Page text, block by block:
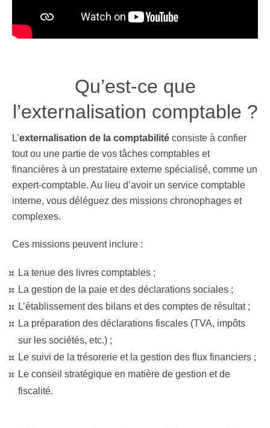
Qu’est-ce que
l’externalisation comptable ?
L’externalisation de la comptabilité consiste à confier
tout ou une partie de vos tâches comptables et
financières à un prestataire externe spécialisé, comme un
expert-comptable. Au lieu d’avoir un service comptable
interne, vous déléguez des missions chronophages et
complexes.
Ces missions peuvent inclure :
La tenue des livres comptables ;
La gestion de la paie et des déclarations sociales ;
L’établissement des bilans et des comptes de résultat ;
La préparation des déclarations fiscales (TVA, impôts
sur les sociétés, etc.) ;
Le suivi de la trésorerie et la gestion des flux financiers ;
Le conseil stratégique en matière de gestion et de
fiscalité.